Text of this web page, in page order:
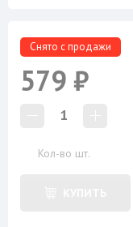
Снято с продажи
579 ₽
1
Кол-во шт.